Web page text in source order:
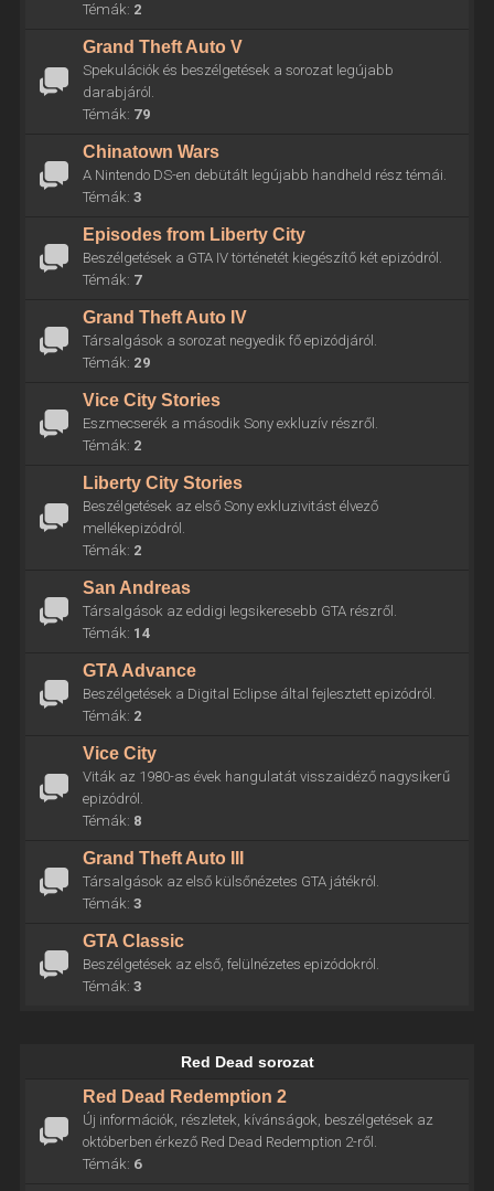
Témák: 2
Grand Theft Auto V
Spekulációk és beszélgetések a sorozat legújabb
darabjáról.
Témák: 79
Chinatown Wars
A Nintendo DS-en debütált legújabb handheld rész témái.
Témák: 3
Episodes from Liberty City
Beszélgetések a GTA IV történetét kiegészítő két epizódról.
Témák: 7
Grand Theft Auto IV
Társalgások a sorozat negyedik fő epizódjáról.
Témák: 29
Vice City Stories
Eszmecserék a második Sony exkluzív részről.
Témák: 2
Liberty City Stories
Beszélgetések az első Sony exkluzivitást élvező
mellékepizódról.
Témák: 2
San Andreas
Társalgások az eddigi legsikeresebb GTA részről.
Témák: 14
GTA Advance
Beszélgetések a Digital Eclipse által fejlesztett epizódról.
Témák: 2
Vice City
Viták az 1980-as évek hangulatát visszaidéző nagysikerű
epizódról.
Témák: 8
Grand Theft Auto III
Társalgások az első külsőnézetes GTA játékról.
Témák: 3
GTA Classic
Beszélgetések az első, felülnézetes epizódokról.
Témák: 3
Red Dead sorozat
Red Dead Redemption 2
Új információk, részletek, kívánságok, beszélgetések az
októberben érkező Red Dead Redemption 2-ről.
Témák: 6